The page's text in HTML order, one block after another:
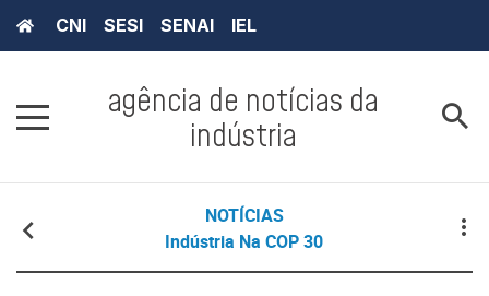
CNI SESI SENAI IEL
agência de notícias da
indústria
NOTÍCIAS
Indústria Na COP 30